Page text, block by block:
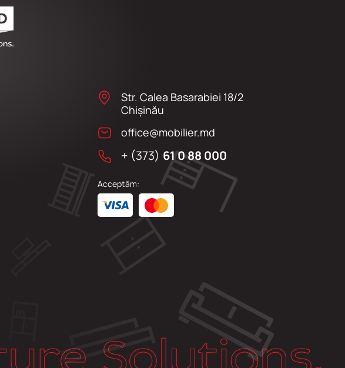
Str. Calea Basarabiei 18/2
Chişinău
office@mobilier.md
+ (373) 61 0 88 000
Acceptăm: